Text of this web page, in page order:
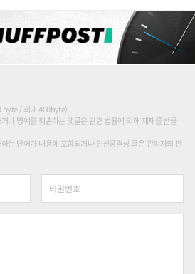
byte / 최대 400byte)
나 명예를 훼손하는 댓글은 관련 법률에 의해 제재를 받을
는 단어가 내용에 포함되거나 인신공격성 글은 관리자의 판